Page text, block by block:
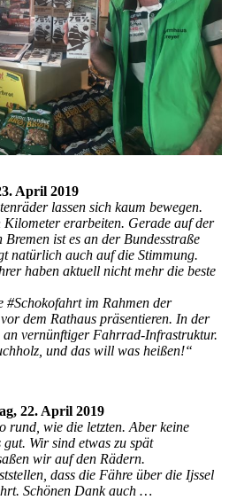
April 2019
lassen sich kaum bewegen.
Kilometer erarbeiten. Gerade auf der
ist es an der Bundesstraße
natürlich auch auf die Stimmung.
haben aktuell nicht mehr die beste
im Rahmen der
dem Rathaus präsentieren. In der
an vernünftiger Fahrrad-Infrastruktur.
und das will was heißen!“
22. April 2019
rund, wie die letzten. Aber keine
gut. Wir sind etwas zu spät
wir auf den Rädern.
dass die Fähre über die Ijssel
Schönen Dank auch …